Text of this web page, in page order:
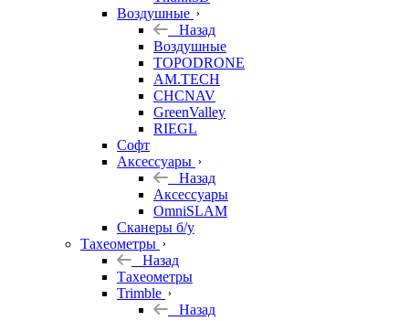
Воздушные
Назад
Воздушные
TOPODRONE
AM.TECH
CHCNAV
GreenValley
RIEGL
Софт
Аксессуары
Назад
Аксессуары
OmniSLAM
Сканеры б/у
Тахеометры
Назад
Тахеометры
Trimble
Назад